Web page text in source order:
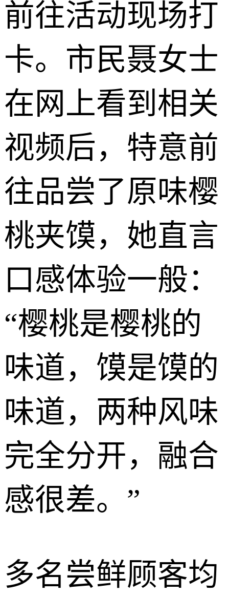
前往活动现场打
卡。市民聂女士
在网上看到相关
视频后，特意前
往品尝了原味樱
桃夹馍，她直言
口感体验一般：
“樱桃是樱桃的
味道，馍是馍的
味道，两种风味
完全分开，融合
感很差。”
多名尝鲜顾客均